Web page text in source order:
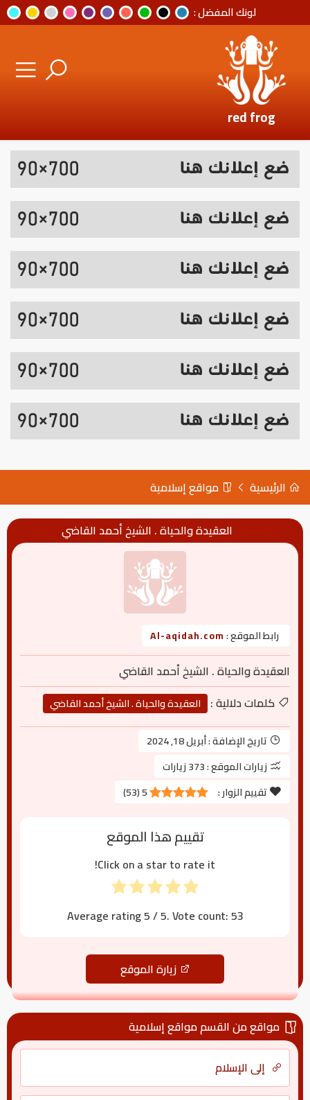
لونك المفضل :
red frog
الرئيسية مواقع إسلامية
العقيدة والحياة . الشيخ أحمد القاضي
رابط الموقع :Al-aqidah.com
العقيدة والحياة . الشيخ أحمد القاضي
كلمات دلالية :
العقيدة والحياة . الشيخ أحمد القاضي
تاريخ الإضافة :أبريل 18, 2024
زيارات الموقع :373 زيارات
تقييم الزوار :
5
(
53
)
تقييم هذا الموقع
Click on a star to rate it!
Average rating5/ 5. Vote count:53
زيارة الموقع
مواقع من القسم مواقع إسلامية
إلى الإسلام